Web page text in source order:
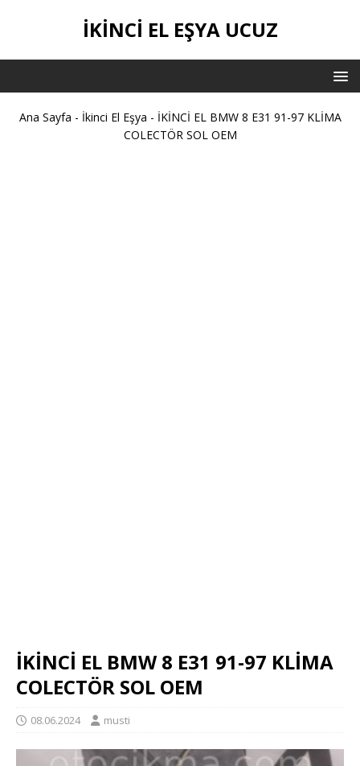
İKİNCİ EL EŞYA UCUZ
Ana Sayfa - İkinci El Eşya - İKİNCİ EL BMW 8 E31 91-97 KLİMA
COLECTÖR SOL OEM
İKİNCİ EL BMW 8 E31 91-97 KLİMA
COLECTÖR SOL OEM
08.06.2024 musti